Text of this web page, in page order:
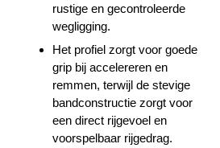
rustige en gecontroleerde
wegligging.
Het profiel zorgt voor goede
grip bij accelereren en
remmen, terwijl de stevige
bandconstructie zorgt voor
een direct rijgevoel en
voorspelbaar rijgedrag.